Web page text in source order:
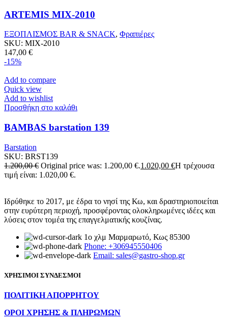
ARTEMIS MIX-2010
ΕΞΟΠΛΙΣΜΟΣ BAR & SNACK, Φραπιέρες
SKU: MIX-2010
147,00 €
-15%
Add to compare
Quick view
Add to wishlist
Προσθήκη στο καλάθι
BAMBAS barstation 139
Barstation
SKU: BRST139
1.200,00€ Original price was: 1.200,00 €.1.020,00 €Η τρέχουσα
τιμή είναι: 1.020,00 €.
Ιδρύθηκε το 2017, με έδρα το νησί της Κω, και δραστηριοποιείται
στην ευρύτερη περιοχή, προσφέροντας ολοκληρωμένες ιδέες και
λύσεις στον τομέα της επαγγελματικής κουζίνας.
1ο χλμ Μαρμαρωτό, Κως 85300
Phone: +306945550406
Email: sales@gastro-shop.gr
ΧΡΗΣΙΜΟΙ ΣΥΝΔΕΣΜΟΙ
ΠΟΛΙΤΙΚΗ ΑΠΟΡΡΗΤΟΥ
ΟΡΟΙ ΧΡΗΣΗΣ & ΠΛΗΡΩΜΩΝ